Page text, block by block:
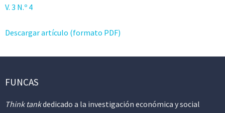
V. 3 N.º 4
Descargar artículo (formato PDF)
FUNCAS
Think tankdedicado a la investigación económica y social